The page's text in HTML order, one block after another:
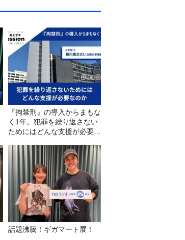
『拘禁刑』の導入からまもな
く1年。犯罪を繰り返さない
ためにはどんな支援が必要な
話題沸騰！ギガマート展！